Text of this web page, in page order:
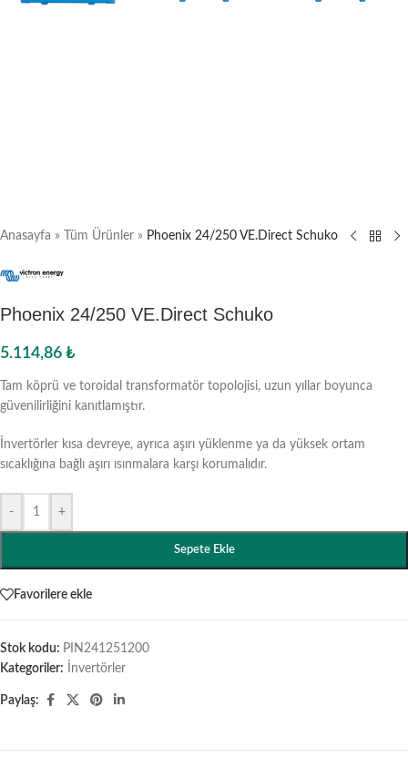
Anasayfa » Tüm Ürünler » Phoenix 24/250 VE.Direct Schuko
Phoenix 24/250 VE.Direct Schuko
5.114,86 ₺
Tam köprü ve toroidal transformatör topolojisi, uzun yıllar boyunca
güvenilirliğini kanıtlamıştır.
İnvertörler kısa devreye, ayrıca aşırı yüklenme ya da yüksek ortam
sıcaklığına bağlı aşırı ısınmalara karşı korumalıdır.
- +
Sepete Ekle
Favorilere ekle
Stok kodu: PIN241251200
Kategoriler:
İnvertörler
Paylaş: